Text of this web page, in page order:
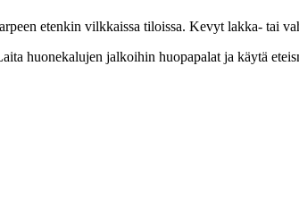
etenkin vilkkaissa tiloissa. Kevyt lakka- tai
huonekalujen jalkoihin huopapalat ja käytä